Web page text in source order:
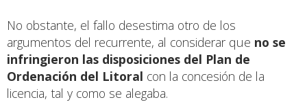
No obstante, el fallo desestima otro de los
argumentos del recurrente, al considerar que no se
infringieron las disposiciones del Plan de
Ordenación del Litoral con la concesión de la
licencia, tal y como se alegaba.